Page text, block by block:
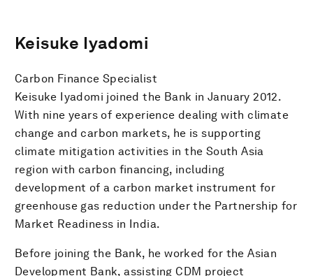
Keisuke Iyadomi
Carbon Finance Specialist
Keisuke Iyadomi joined the Bank in January 2012.
With nine years of experience dealing with climate
change and carbon markets, he is supporting
climate mitigation activities in the South Asia
region with carbon financing, including
development of a carbon market instrument for
greenhouse gas reduction under the Partnership for
Market Readiness in India.
Before joining the Bank, he worked for the Asian
Development Bank, assisting CDM project